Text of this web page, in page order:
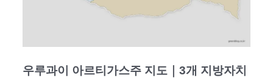
우루과이 아르티가스주 지도｜3개 지방자치